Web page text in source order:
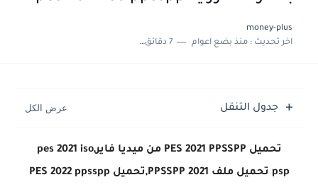
money-plus
اخر تحديث :منذ بضع اعوام 7 دقائق للقراءة
جدول التنقل
تحميل PES 2021 PPSSPP من ميديا فاير,pes 2021 iso
psp تحميل ملف PPSSPP 2021,تحميل PES 2022 ppsspp